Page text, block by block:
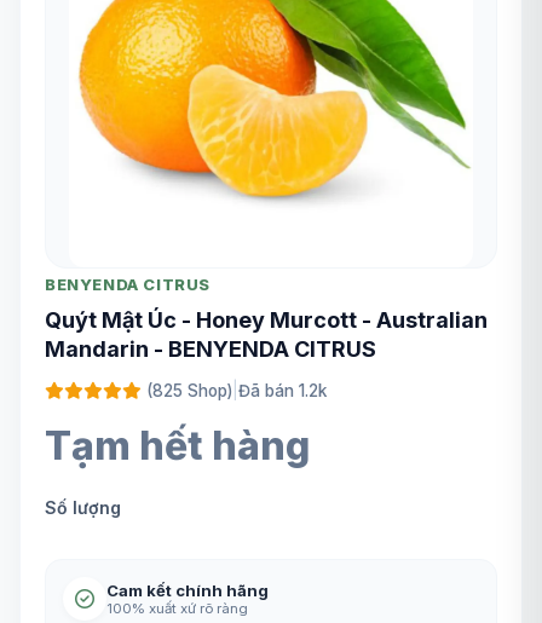
BENYENDA CITRUS
Quýt Mật Úc - Honey Murcott - Australian
Mandarin - BENYENDA CITRUS
(825 Shop) Đã bán 1.2k
Tạm hết hàng
Số lượng
Cam kết chính hãng
100% xuất xứ rõ ràng